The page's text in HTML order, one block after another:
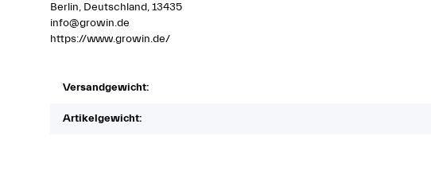
Berlin, Deutschland, 13435
info@growin.de
https://www.growin.de/
Versandgewicht:
Artikelgewicht: